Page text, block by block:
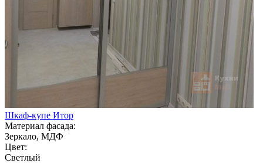
Шкаф-купе Итор
Материал фасада:
Зеркало, МДФ
Цвет:
Светлый